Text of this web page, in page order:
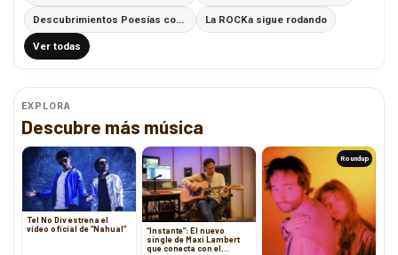
La ROCKa sigue rodando
Ver todas
EXPLORA
Descubre más música
Tel No Div estrena el
vídeo oficial de “Nahual”
“Instante”: El nuevo
single de Maxi Lambert
que conecta con el
Roundup